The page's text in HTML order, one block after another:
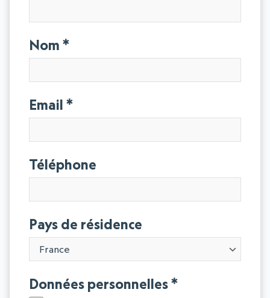
Nom
Email
Téléphone
Pays de résidence
Données personnelles